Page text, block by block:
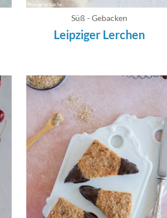
Süß - Gebacken
Leipziger Lerchen